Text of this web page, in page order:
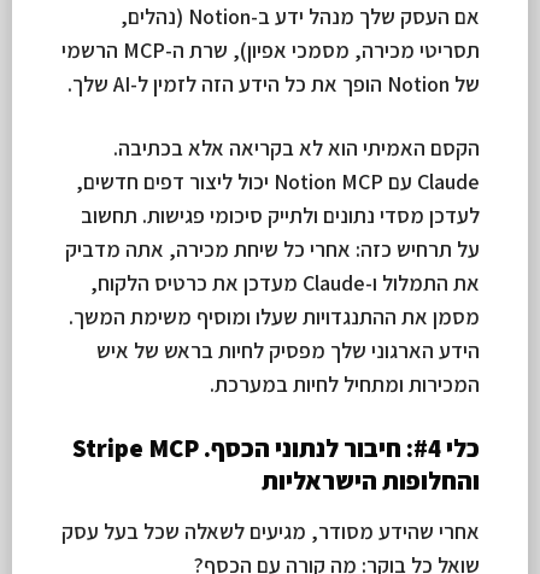
אם העסק שלך מנהל ידע ב-Notion (נהלים,
תסריטי מכירה, מסמכי אפיון), שרת ה-MCP הרשמי
של Notion הופך את כל הידע הזה לזמין ל-AI שלך.
הקסם האמיתי הוא לא בקריאה אלא בכתיבה.
Claude עם Notion MCP יכול ליצור דפים חדשים,
לעדכן מסדי נתונים ולתייק סיכומי פגישות. תחשוב
על תרחיש כזה: אחרי כל שיחת מכירה, אתה מדביק
את התמלול ו-Claude מעדכן את כרטיס הלקוח,
מסמן את ההתנגדויות שעלו ומוסיף משימת המשך.
הידע הארגוני שלך מפסיק לחיות בראש של איש
המכירות ומתחיל לחיות במערכת.
כלי #4: חיבור לנתוני הכסף. Stripe MCP
והחלופות הישראליות
אחרי שהידע מסודר, מגיעים לשאלה שכל בעל עסק
שואל כל בוקר: מה קורה עם הכסף?